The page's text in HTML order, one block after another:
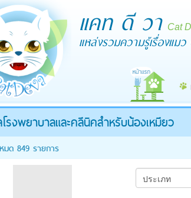
แคท ดี วา Cat
แหล่งรวมความรู้เรื่องแม
รงพยาบาลและคลีนิคสำหรับน้องเหมียว
มด 849 รายการ